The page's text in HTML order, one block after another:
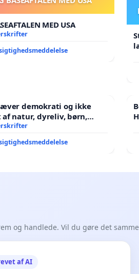
MED USA
demokrati og ikke
har sagt NEJ i mange
og handlede. Vil du gøre det
af AI